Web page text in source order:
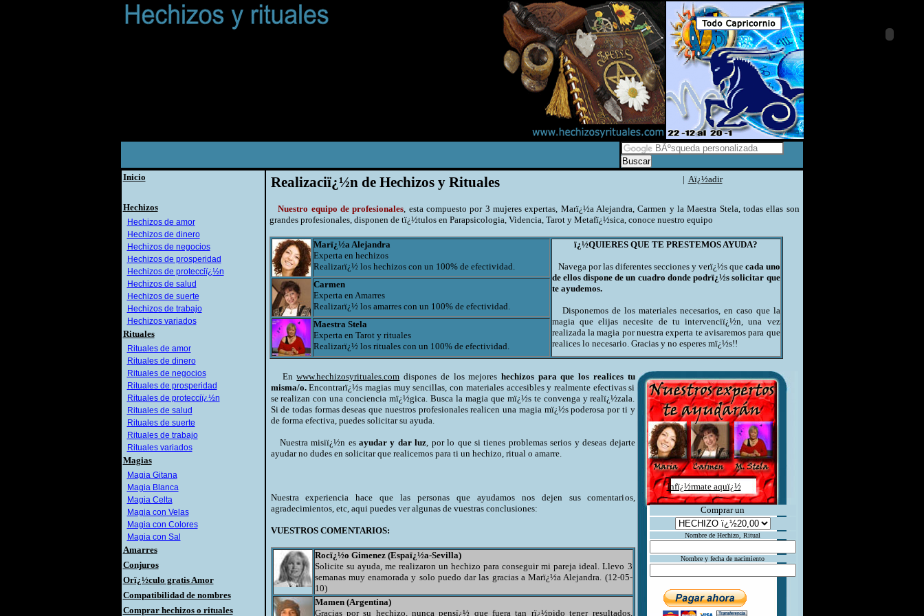
Inicio
Hechizos
Hechizos de amor
Hechizos de dinero
Hechizos de negocios
Hechizos de prosperidad
Hechizos de protecciï¿½n
Hechizos de salud
Hechizos de suerte
Hechizos de trabajo
Hechizos variados
Rituales
Rituales de amor
Rituales de dinero
Rituales de negocios
Rituales de prosperidad
Rituales de protecciï¿½n
Rituales de salud
Rituales de suerte
Rituales de trabajo
Rituales variados
Magias
Magia Gitana
Magia Blanca
Magia Celta
Magia con Velas
Magia con Colores
Magia con Sal
Amarres
Conjuros
Orï¿½culo gratis Amor
Compatibilidad de nombres
Comprar hechizos o rituales
Realizaciï¿½n de Hechizos y Rituales Aï¿½adir
|
Nuestro equipo de profesionales, esta compuesto por 3 mujeres expertas, Marï¿½a Alejandra, Carmen y la Maestra Stela, todas ellas son
grandes profesionales, disponen de tï¿½tulos en Parapsicologia, Videncia, Tarot y Metafï¿½sica, conoce nuestro equipo
Marï¿½a Alejandra
Experta en hechizos
Realizarï¿½ los hechizos con un 100% de efectividad.
ï¿½QUIERES QUE TE PRESTEMOS AYUDA?
Navega por las diferentes secciones y verï¿½s que cada uno
de ellos dispone de un cuadro donde podrï¿½s solicitar que
te ayudemos.
Disponemos de los materiales necesarios, en caso que la
magia que elijas necesite de tu intervenciï¿½n, una vez
realizada la magia por nuestra experta te avisaremos para que
realices lo necesario. Gracias y no esperes mï¿½s!!
Carmen
Experta en Amarres
Realizarï¿½ los amarres con un 100% de efectividad.
Maestra Stela
Experta en Tarot y rituales
Realizarï¿½ los rituales con un 100% de efectividad.
Enwww.hechizosyrituales.com dispones de los mejores hechizos para que los realices tu
misma/o.Encontrarï¿½s magias muy sencillas, con materiales accesibles y realmente efectivas si
se realizan con una conciencia mï¿½gica. Busca la magia que mï¿½s te convenga y realï¿½zala.
Si de todas formas deseas que nuestros profesionales realicen una magia mï¿½s poderosa por ti y
de forma efectiva, puedes solicitar su ayuda.
Nuestra misiï¿½n esayudar y dar luz, por lo que si tienes problemas serios y deseas dejarte
ayudar no dudes en solicitar que realicemos para ti un hechizo, ritual o amarre.
Nuestra experiencia hace que las personas que ayudamos nos dejen sus comentarios,
agradecimientos, etc, aqui puedes ver algunas de vuestras conclusiones:
VUESTROS COMENTARIOS:
Rocï¿½o Gimenez (Espaï¿½a-Sevilla)
Solicite su ayuda, me realizaron un hechizo para conseguir mi pareja ideal. Llevo 3
semanas muy enamorada y solo puedo dar las gracias a Marï¿½a Alejandra. (12-05-
10)
Mamen (Argentina)
Gracias por su hechizo, nunca pensï¿½ que fuera tan rï¿½pido tener resultados,
Infï¿½rmate aquï¿½
Comprar un
Nombre de Hechizo, Ritual
Nombre y fecha de nacimiento